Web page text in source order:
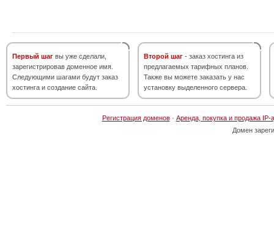
Первый шаг вы уже сделали,
зарегистрировав доменное имя.
Следующими шагами будут заказ
хостинга и создание сайта.
Второй шаг - заказ хостинга из
предлагаемых тарифных планов.
Также вы можете заказать у нас
установку выделенного сервера.
Регистрация доменов· Аренда, покупка и продажа IP-
Домен